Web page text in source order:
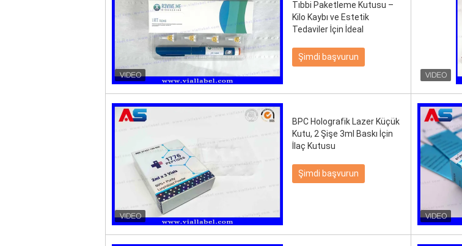
Tıbbi Paketleme Kutusu –
Kilo Kaybı ve Estetik
Tedaviler İçin İdeal
Şimdi başvurun
BPC Holografik Lazer Küçük
Kutu, 2 Şişe 3ml Baskı İçin
İlaç Kutusu
Şimdi başvurun